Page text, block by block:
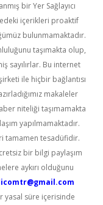
bir Yer Sağlayıcı
içerikleri proaktif
bulunmamaktadır.
taşımakta olup,
sayılırlar. Bu internet
ile hiçbir bağlantısı
makaleler
niteliği taşımamakta
yapılmamaktadır.
tamamen tesadüfidir.
bir bilgi paylaşım
aykırı olduğunu
yasal süre içerisinde